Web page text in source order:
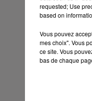
requested; Use
based on
Vous pouvez
mes choix". Vous
ce site. Vous
bas de chaque